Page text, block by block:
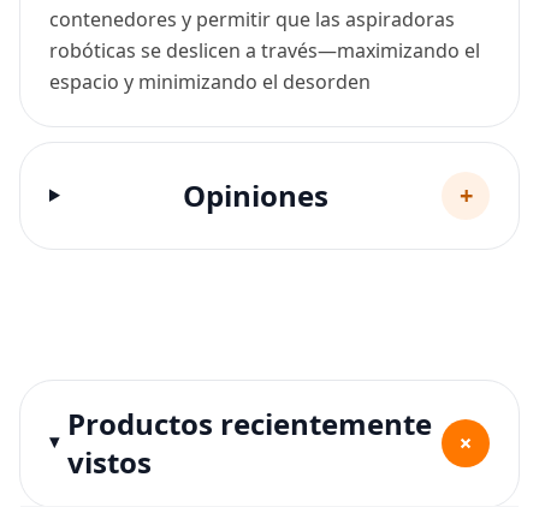
contenedores y permitir que las aspiradoras
robóticas se deslicen a través—maximizando el
espacio y minimizando el desorden
Opiniones +
Productos recientemente
vistos
+